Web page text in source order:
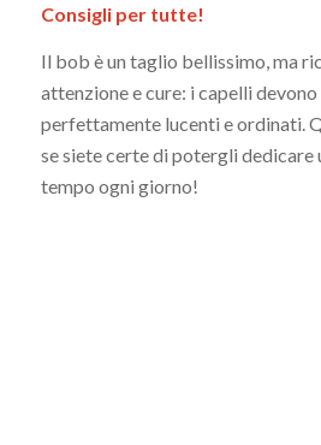
Consigli per tutte!
Il bob è un taglio bellissimo, ma
attenzione e cure: i capelli devono
perfettamente lucenti e ordinati.
se siete certe di potergli dedicare
tempo ogni giorno!